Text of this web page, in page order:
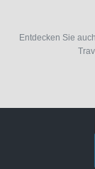
Entdecken Sie auch